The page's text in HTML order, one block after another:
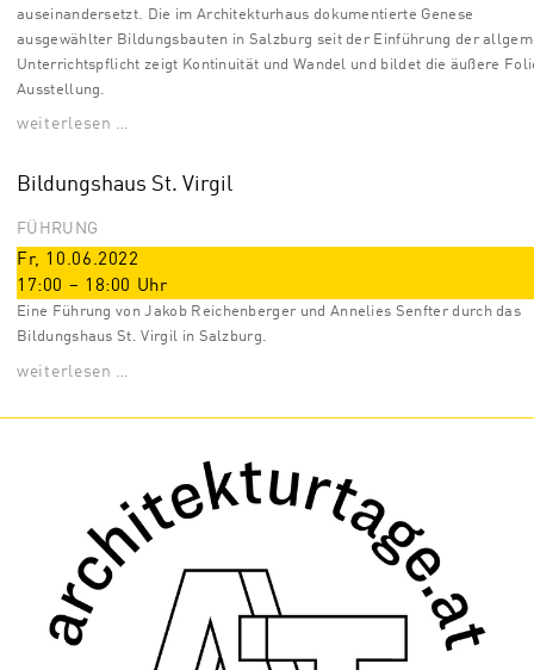
auseinandersetzt. Die im Architekturhaus dokumentierte Genese
ausgewählter Bildungsbauten in Salzburg seit der Einführung der
Unterrichtspflicht zeigt Kontinuität und Wandel und bildet die äußere
Ausstellung.
weiterlesen …
Bildungshaus St. Virgil
FÜHRUNG
Fr, 10.06.2022
17:00 – 18:00 Uhr
Eine Führung von Jakob Reichenberger und Annelies Senfter durch das
Bildungshaus St. Virgil in Salzburg.
weiterlesen …